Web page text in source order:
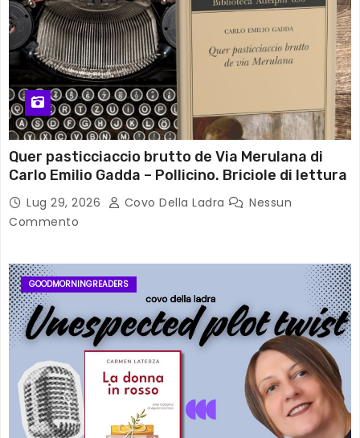
Quer pasticciaccio brutto de Via Merulana di
Carlo Emilio Gadda – Pollicino. Briciole di lettura
Lug 29, 2026 Covo Della Ladra
Nessun
Commento
GOODMORNINGREADERS